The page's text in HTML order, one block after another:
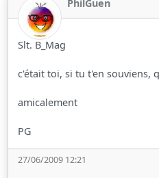
PhilGuen
Slt. B_Mag
c'était toi, si tu t'en souviens,
amicalement
PG
27/06/2009 12:21